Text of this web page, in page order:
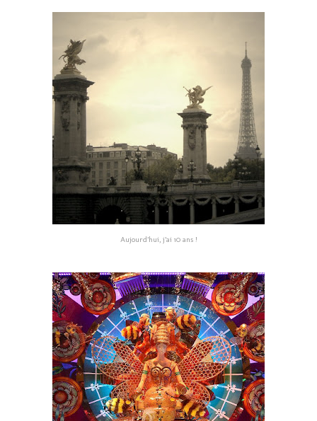
Aujourd’hui, j’ai 10 ans !